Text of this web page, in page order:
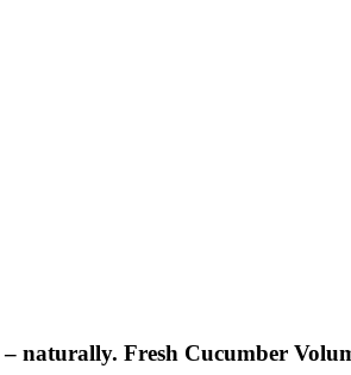
naturally. Fresh Cucumber